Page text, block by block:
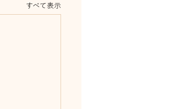
すべて表示